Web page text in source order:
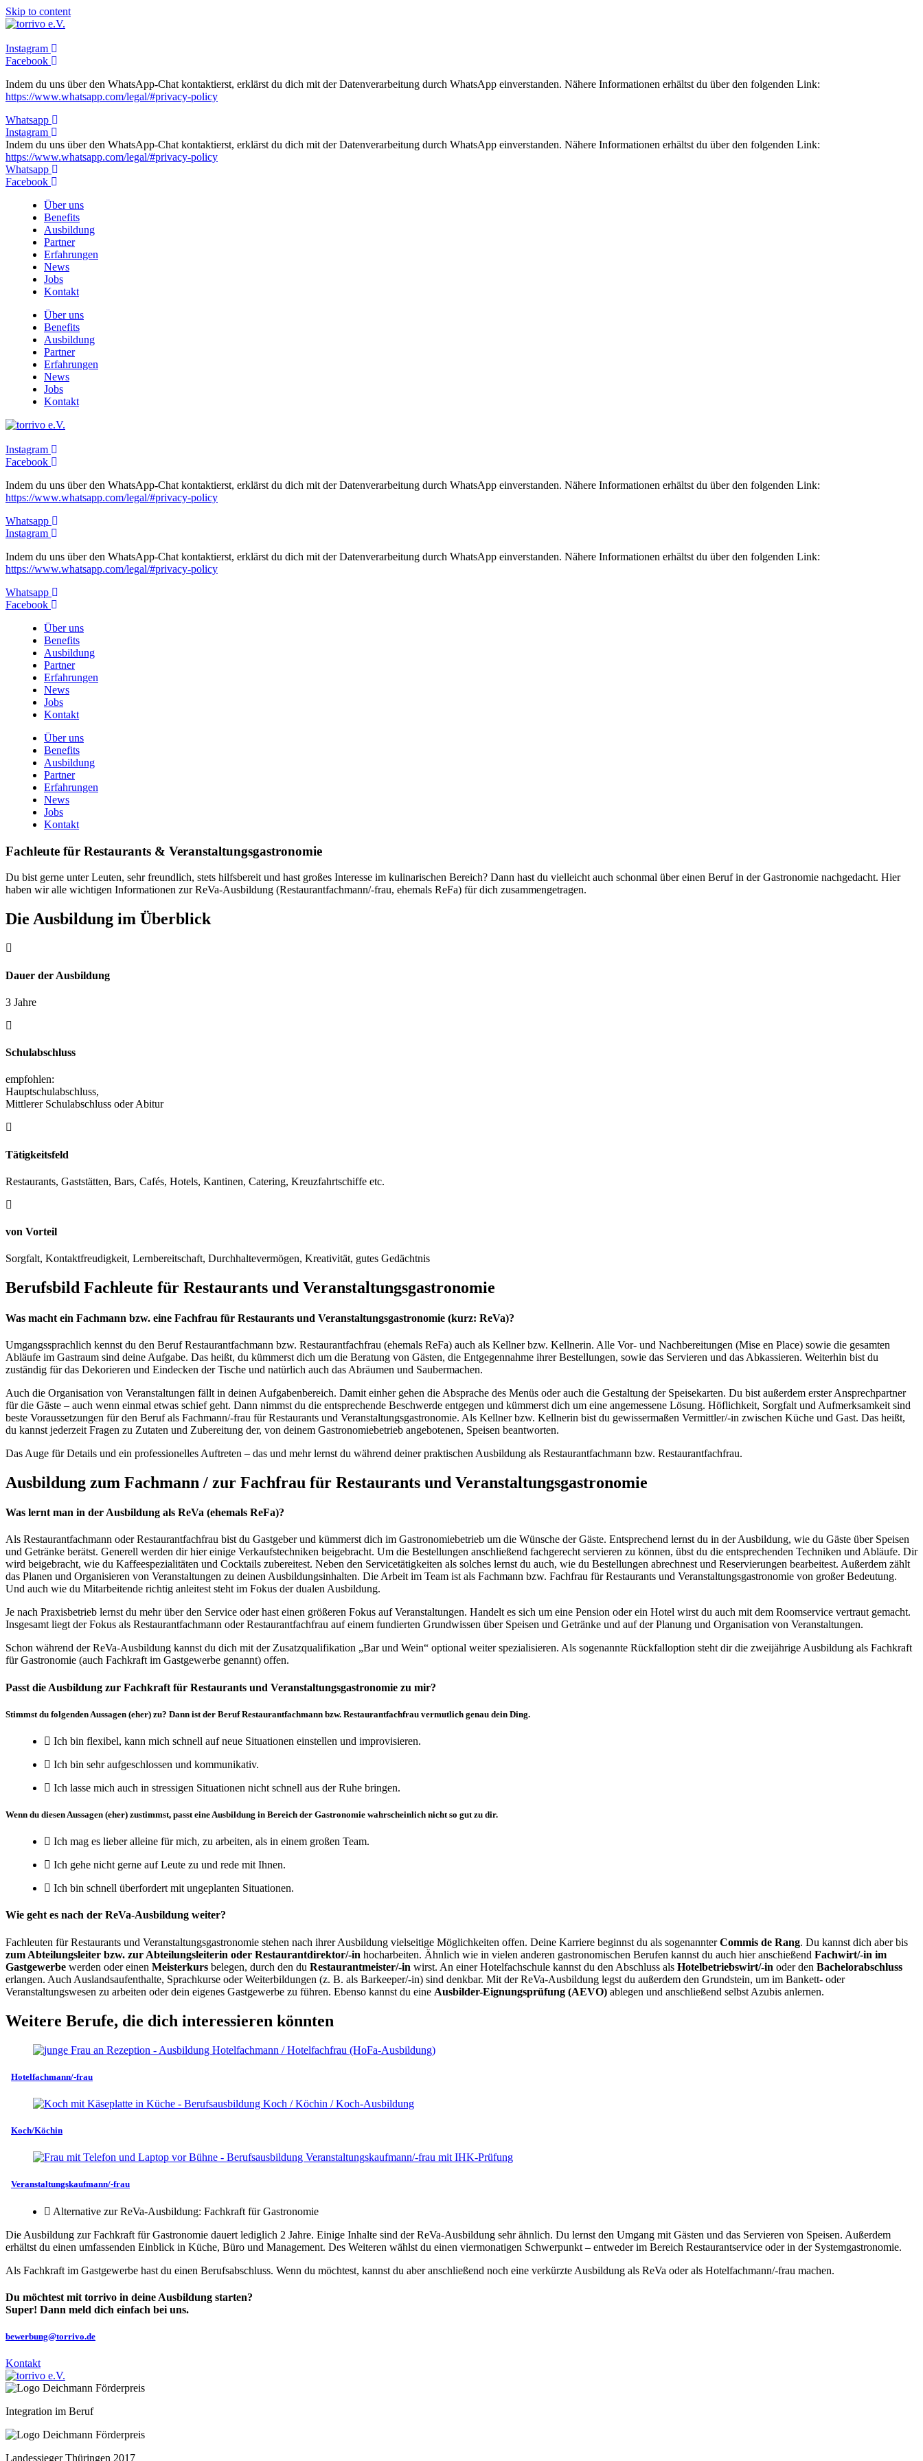
Skip to content
Instagram
Facebook
Indem du uns über den WhatsApp-Chat kontaktierst, erklärst du dich mit der Datenverarbeitung durch WhatsApp einverstanden. Nähere Informationen erhältst du über den folgenden Link:
https://www.whatsapp.com/legal/#privacy-policy
Whatsapp
Instagram
Indem du uns über den WhatsApp-Chat kontaktierst, erklärst du dich mit der Datenverarbeitung durch WhatsApp einverstanden. Nähere Informationen erhältst du über den folgenden Link:
https://www.whatsapp.com/legal/#privacy-policy
Whatsapp
Facebook
Über uns
Benefits
Ausbildung
Partner
Erfahrungen
News
Jobs
Kontakt
Über uns
Benefits
Ausbildung
Partner
Erfahrungen
News
Jobs
Kontakt
Instagram
Facebook
Indem du uns über den WhatsApp-Chat kontaktierst, erklärst du dich mit der Datenverarbeitung durch WhatsApp einverstanden. Nähere Informationen erhältst du über den folgenden Link:
https://www.whatsapp.com/legal/#privacy-policy
Whatsapp
Instagram
Indem du uns über den WhatsApp-Chat kontaktierst, erklärst du dich mit der Datenverarbeitung durch WhatsApp einverstanden. Nähere Informationen erhältst du über den folgenden Link:
https://www.whatsapp.com/legal/#privacy-policy
Whatsapp
Facebook
Über uns
Benefits
Ausbildung
Partner
Erfahrungen
News
Jobs
Kontakt
Über uns
Benefits
Ausbildung
Partner
Erfahrungen
News
Jobs
Kontakt
Fachleute für Restaurants & Veranstaltungsgastronomie
Du bist gerne unter Leuten, sehr freundlich, stets hilfsbereit und hast großes Interesse im kulinarischen Bereich? Dann hast du vielleicht auch schonmal über einen Beruf in der Gastronomie nachgedacht. Hier
haben wir alle wichtigen Informationen zur ReVa-Ausbildung (Restaurantfachmann/-frau, ehemals ReFa) für dich zusammengetragen.
Die Ausbildung im Überblick
Dauer der Ausbildung
3 Jahre
Schulabschluss
empfohlen:
Hauptschulabschluss,
Mittlerer Schulabschluss oder Abitur
Tätigkeitsfeld
Restaurants, Gaststätten, Bars, Cafés, Hotels, Kantinen, Catering, Kreuzfahrtschiffe etc.
von Vorteil
Sorgfalt, Kontaktfreudigkeit, Lernbereitschaft, Durchhaltevermögen, Kreativität, gutes Gedächtnis
Berufsbild Fachleute für Restaurants und Veranstaltungsgastronomie
Was macht ein Fachmann bzw. eine Fachfrau für Restaurants und Veranstaltungsgastronomie (kurz: ReVa)?
Umgangssprachlich kennst du den Beruf Restaurantfachmann bzw. Restaurantfachfrau (ehemals ReFa) auch als Kellner bzw. Kellnerin. Alle Vor- und Nachbereitungen (Mise en Place) sowie die gesamten
Abläufe im Gastraum sind deine Aufgabe. Das heißt, du kümmerst dich um die Beratung von Gästen, die Entgegennahme ihrer Bestellungen, sowie das Servieren und das Abkassieren. Weiterhin bist du
zuständig für das Dekorieren und Eindecken der Tische und natürlich auch das Abräumen und Saubermachen.
Auch die Organisation von Veranstaltungen fällt in deinen Aufgabenbereich. Damit einher gehen die Absprache des Menüs oder auch die Gestaltung der Speisekarten. Du bist außerdem erster Ansprechpartner
für die Gäste – auch wenn einmal etwas schief geht. Dann nimmst du die entsprechende Beschwerde entgegen und kümmerst dich um eine angemessene Lösung. Höflichkeit, Sorgfalt und Aufmerksamkeit sind
beste Voraussetzungen für den Beruf als Fachmann/-frau für Restaurants und Veranstaltungsgastronomie. Als Kellner bzw. Kellnerin bist du gewissermaßen Vermittler/-in zwischen Küche und Gast. Das heißt,
du kannst jederzeit Fragen zu Zutaten und Zubereitung der, von deinem Gastronomiebetrieb angebotenen, Speisen beantworten.
Das Auge für Details und ein professionelles Auftreten – das und mehr lernst du während deiner praktischen Ausbildung als Restaurantfachmann bzw. Restaurantfachfrau.
Ausbildung zum Fachmann / zur Fachfrau für Restaurants und Veranstaltungsgastronomie
Was lernt man in der Ausbildung als ReVa (ehemals ReFa)?
Als Restaurantfachmann oder Restaurantfachfrau bist du Gastgeber und kümmerst dich im Gastronomiebetrieb um die Wünsche der Gäste. Entsprechend lernst du in der Ausbildung, wie du Gäste über Speisen
und Getränke berätst. Generell werden dir hier einige Verkaufstechniken beigebracht. Um die Bestellungen anschließend fachgerecht servieren zu können, übst du die entsprechenden Techniken und Abläufe. Dir
wird beigebracht, wie du Kaffeespezialitäten und Cocktails zubereitest. Neben den Servicetätigkeiten als solches lernst du auch, wie du Bestellungen abrechnest und Reservierungen bearbeitest. Außerdem zählt
das Planen und Organisieren von Veranstaltungen zu deinen Ausbildungsinhalten. Die Arbeit im Team ist als Fachmann bzw. Fachfrau für Restaurants und Veranstaltungsgastronomie von großer Bedeutung.
Und auch wie du Mitarbeitende richtig anleitest steht im Fokus der dualen Ausbildung.
Je nach Praxisbetrieb lernst du mehr über den Service oder hast einen größeren Fokus auf Veranstaltungen. Handelt es sich um eine Pension oder ein Hotel wirst du auch mit dem Roomservice vertraut gemacht.
Insgesamt liegt der Fokus als Restaurantfachmann oder Restaurantfachfrau auf einem fundierten Grundwissen über Speisen und Getränke und auf der Planung und Organisation von Veranstaltungen.
Schon während der ReVa-Ausbildung kannst du dich mit der Zusatzqualifikation „Bar und Wein“ optional weiter spezialisieren. Als sogenannte Rückfalloption steht dir die zweijährige Ausbildung als Fachkraft
für Gastronomie (auch Fachkraft im Gastgewerbe genannt) offen.
Passt die Ausbildung zur Fachkraft für Restaurants und Veranstaltungsgastronomie zu mir?
Stimmst du folgenden Aussagen (eher) zu? Dann ist der Beruf Restaurantfachmann bzw. Restaurantfachfrau vermutlich genau dein Ding.
Ich bin flexibel, kann mich schnell auf neue Situationen einstellen und improvisieren.
Ich bin sehr aufgeschlossen und kommunikativ.
Ich lasse mich auch in stressigen Situationen nicht schnell aus der Ruhe bringen.
Wenn du diesen Aussagen (eher) zustimmst, passt eine Ausbildung in Bereich der Gastronomie wahrscheinlich nicht so gut zu dir.
Ich mag es lieber alleine für mich, zu arbeiten, als in einem großen Team.
Ich gehe nicht gerne auf Leute zu und rede mit Ihnen.
Ich bin schnell überfordert mit ungeplanten Situationen.
Wie geht es nach der ReVa-Ausbildung weiter?
Fachleuten für Restaurants und Veranstaltungsgastronomie stehen nach ihrer Ausbildung vielseitige Möglichkeiten offen. Deine Karriere beginnst du als sogenannterCommis de Rang. Du kannst dich aber bis
zum Abteilungsleiter bzw. zur Abteilungsleiterin oder Restaurantdirektor/-in hocharbeiten. Ähnlich wie in vielen anderen gastronomischen Berufen kannst du auch hier anschießend Fachwirt/-in im
Gastgewerbe werden oder einen Meisterkurs belegen, durch den du Restaurantmeister/-in wirst. An einer Hotelfachschule kannst du den Abschluss als Hotelbetriebswirt/-in oder den Bachelorabschluss
erlangen. Auch Auslandsaufenthalte, Sprachkurse oder Weiterbildungen (z. B. als Barkeeper/-in) sind denkbar. Mit der ReVa-Ausbildung legst du außerdem den Grundstein, um im Bankett- oder
Veranstaltungswesen zu arbeiten oder dein eigenes Gastgewerbe zu führen. Ebenso kannst du eine Ausbilder-Eignungsprüfung (AEVO) ablegen und anschließend selbst Azubis anlernen.
Weitere Berufe, die dich interessieren könnten
Hotelfachmann/-frau
Koch/Köchin
Veranstaltungskaufmann/-frau
Alternative zur ReVa-Ausbildung: Fachkraft für Gastronomie
Die Ausbildung zur Fachkraft für Gastronomie dauert lediglich 2 Jahre. Einige Inhalte sind der ReVa-Ausbildung sehr ähnlich. Du lernst den Umgang mit Gästen und das Servieren von Speisen. Außerdem
erhältst du einen umfassenden Einblick in Küche, Büro und Management. Des Weiteren wählst du einen viermonatigen Schwerpunkt – entweder im Bereich Restaurantservice oder in der Systemgastronomie.
Als Fachkraft im Gastgewerbe hast du einen Berufsabschluss. Wenn du möchtest, kannst du aber anschließend noch eine verkürzte Ausbildung als ReVa oder als Hotelfachmann/-frau machen.
Du möchtest mit torrivo in deine Ausbildung starten?
Super! Dann meld dich einfach bei uns.
bewerbung@torrivo.de
Kontakt
Integration im Beruf
Landessieger Thüringen 2017